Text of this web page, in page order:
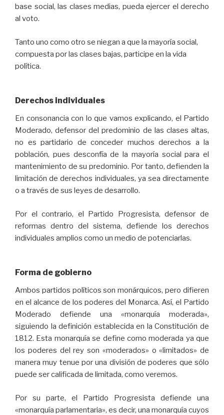
base social, las clases medias, pueda ejercer el derecho
al voto.
Tanto uno como otro se niegan a que la mayoría social,
compuesta por las clases bajas, participe en la vida
política.
Derechos individuales
En consonancia con lo que vamos explicando, el Partido
Moderado, defensor del predominio de las clases altas,
no es partidario de conceder muchos derechos a la
población, pues desconfía de la mayoría social para el
mantenimiento de su predominio. Por tanto, defienden la
limitación de derechos individuales, ya sea directamente
o a través de sus leyes de desarrollo.
Por el contrario, el Partido Progresista, defensor de
reformas dentro del sistema, defiende los derechos
individuales amplios como un medio de potenciarlas.
Forma de gobierno
Ambos partidos políticos son monárquicos, pero difieren
en el alcance de los poderes del Monarca. Así, el Partido
Moderado defiende una «monarquía moderada»,
siguiendo la definición establecida en la Constitución de
1812. Esta monarquía se define como moderada ya que
los poderes del rey son «moderados» o «limitados» de
manera muy tenue por una división de poderes que sólo
puede ser calificada de limitada, como veremos.
Por su parte, el Partido Progresista defiende una
«monarquía parlamentaria», es decir, una monarquía cuyos